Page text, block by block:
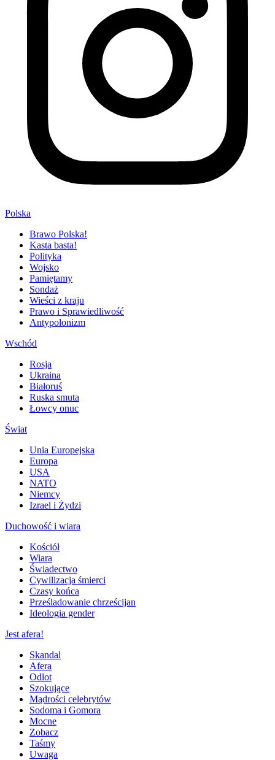
Polska
Brawo Polska!
Kasta basta!
Polityka
Wojsko
Pamiętamy
Sondaż
Wieści z kraju
Prawo i Sprawiedliwość
Antypolonizm
Wschód
Rosja
Ukraina
Białoruś
Ruska smuta
Łowcy onuc
Świat
Unia Europejska
Europa
USA
NATO
Niemcy
Izrael i Żydzi
Duchowość i wiara
Kościół
Wiara
Świadectwo
Cywilizacja śmierci
Czasy końca
Prześladowanie chrześcijan
Ideologia gender
Jest afera!
Skandal
Afera
Odlot
Szokujące
Mądrości celebrytów
Sodoma i Gomora
Mocne
Zobacz
Taśmy
Uwaga